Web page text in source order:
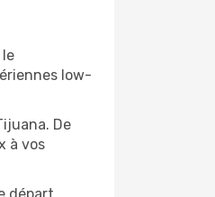
low-
De
à vos